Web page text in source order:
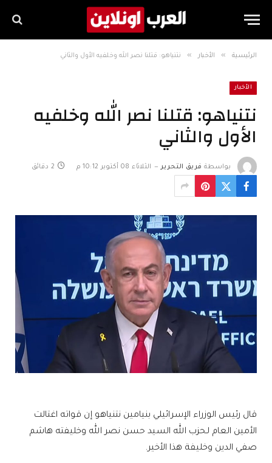
الرئيسية » الأخبار » نتنياهو: قتلنا نصر الله وخلفيه الأول والثاني
الأخبار
نتنياهو: قتلنا نصر الله وخلفيه
الأول والثاني
بواسطة فريق التحرير الثلاثاء 08 أكتوبر 10:12 م 2 دقائق
قال رئيس الوزراء الإسرائيلي بنيامين نتنياهو إن قواته اغتالت
الأمين العام لـحزب الله السيد حسن نصر الله وخليفته هاشم
صفي الدين وخليفة هذا الأخير.